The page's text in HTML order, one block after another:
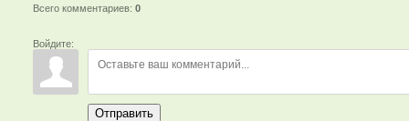
Всего комментариев:0
Войдите:
Отправить